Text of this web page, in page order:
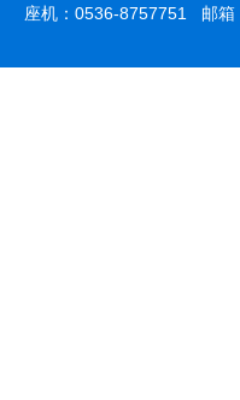
座机：0536-8757751 邮